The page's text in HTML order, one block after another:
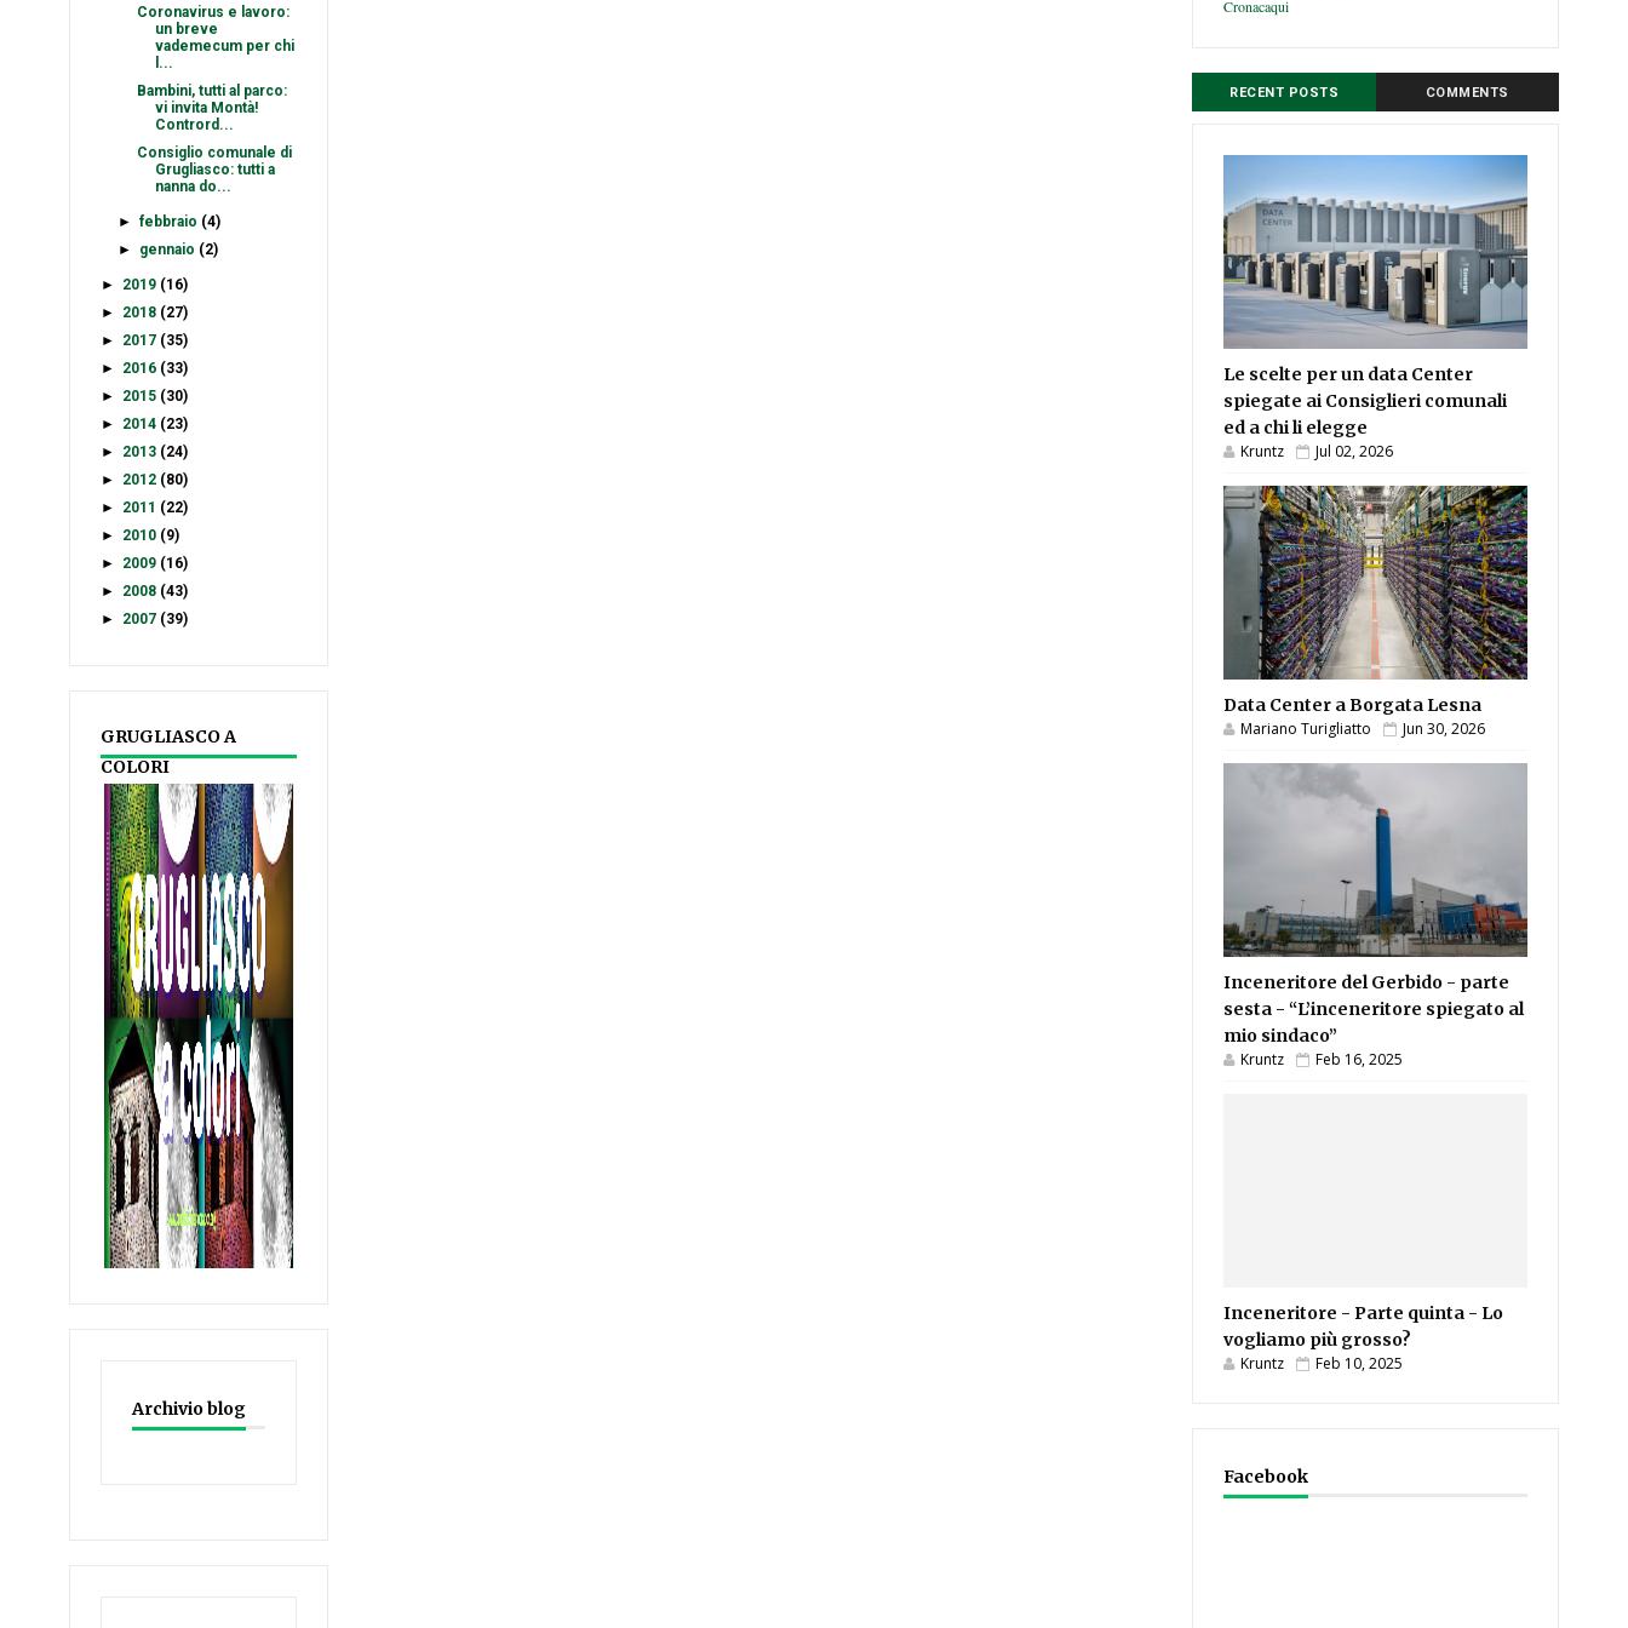
Coronavirus e lavoro:
un breve
vademecum per chi
l...
Bambini, tutti al parco:
vi invita Montà!
Contrord...
Consiglio comunale di
Grugliasco: tutti a
nanna do...
►febbraio (4)
► gennaio (2)
► 2019 (16)
► 2018 (27)
► 2017 (35)
► 2016 (33)
► 2015 (30)
► 2014 (23)
► 2013 (24)
► 2012 (80)
► 2011 (22)
► 2010 (9)
► 2009 (16)
► 2008 (43)
► 2007 (39)
GRUGLIASCO A
COLORI
Archivio blog
Cronacaqui
RECENT POSTS COMMENTS
Le scelte per un data Center
spiegate ai Consiglieri comunali
ed a chi li elegge
Kruntz Jul 02, 2026
Data Center a Borgata Lesna
Mariano Turigliatto Jun 30, 2026
Inceneritore del Gerbido - parte
sesta - “L’inceneritore spiegato al
mio sindaco”
Kruntz Feb 16, 2025
Inceneritore - Parte quinta - Lo
vogliamo più grosso?
Kruntz Feb 10, 2025
Facebook